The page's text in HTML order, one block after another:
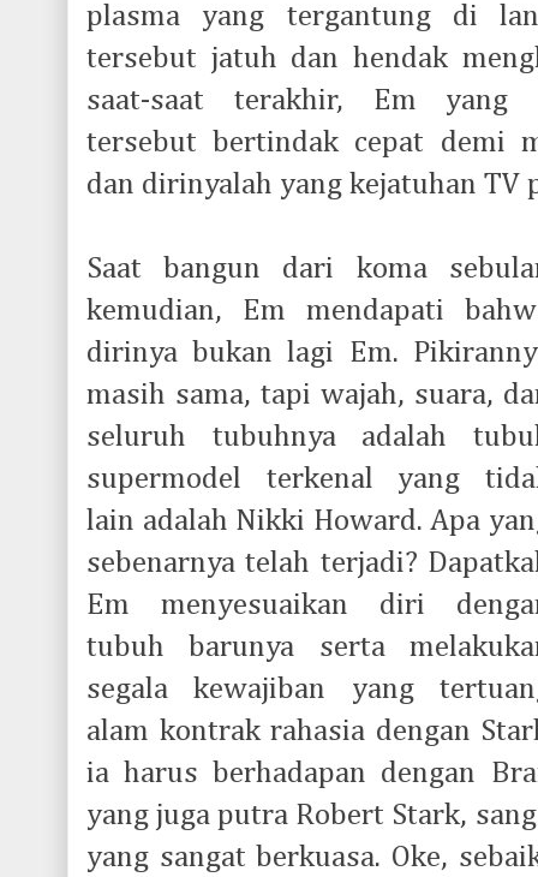
plasma yang tergantung di
tersebut jatuh dan hendak
saat-saat terakhir, Em yang
tersebut bertindak cepat demi
dan dirinyalah yang kejatuhan TV
Saat bangun dari koma
kemudian, Em mendapati
dirinya bukan lagi Em.
masih sama, tapi wajah, suara,
seluruh tubuhnya adalah
supermodel terkenal yang
lain adalah Nikki Howard. Apa
sebenarnya telah terjadi?
Em menyesuaikan diri
tubuh barunya serta
segala kewajiban yang
alam kontrak rahasia dengan
ia harus berhadapan dengan
yang juga putra Robert Stark,
yang sangat berkuasa. Oke,